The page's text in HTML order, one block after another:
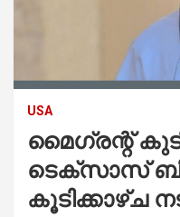
USA
മൈഗ്രന്റ്
ടെക്‌സാസ്
കൂടിക്കാഴ്ച